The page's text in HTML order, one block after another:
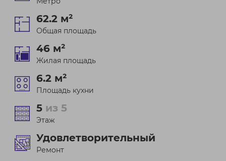
62.2 м²
Общая площадь
46 м²
Жилая площадь
6.2 м²
Площадь кухни
5 из 5
Этаж
Удовлетворительный
Ремонт